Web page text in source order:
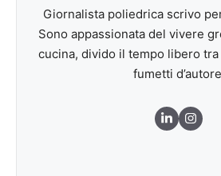
Giornalista poliedrica scrivo
Sono appassionata del vivere
cucina, divido il tempo libero tra
fumetti